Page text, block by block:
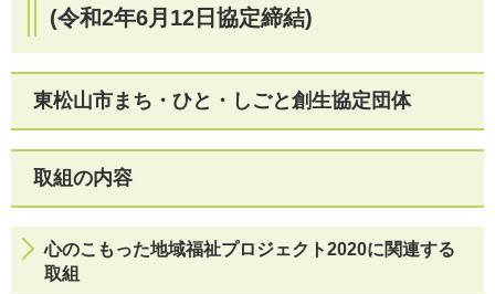
(令和2年6月12日協定締結)
東松山市まち・ひと・しごと創生協定団体
取組の内容
心のこもった地域福祉プロジェクト2020に関連する
取組